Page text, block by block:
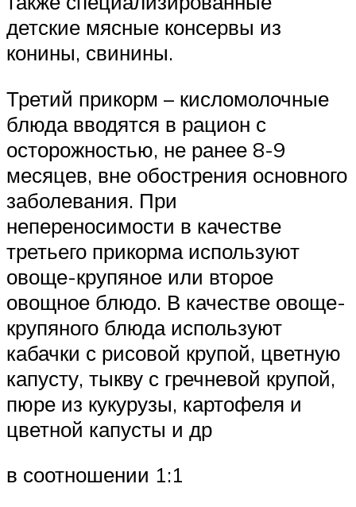
детские мясные консервы из
конины, свинины.
Третий прикорм – кисломолочные
блюда вводятся в рацион с
осторожностью, не ранее 8-9
месяцев, вне обострения основного
заболевания. При
непереносимости в качестве
третьего прикорма используют
овоще-крупяное или второе
овощное блюдо. В качестве овоще-
крупяного блюда используют
кабачки с рисовой крупой, цветную
капусту, тыкву с гречневой крупой,
пюре из кукурузы, картофеля и
цветной капусты и др
в соотношении 1:1